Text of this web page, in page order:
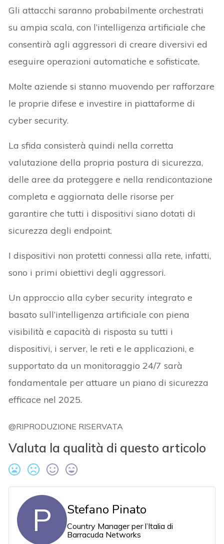
Gli attacchi saranno probabilmente orchestrati
su ampia scala, con l’intelligenza artificiale che
consentirà agli aggressori di creare diversivi ed
eseguire operazioni automatiche e sofisticate.
Molte aziende si stanno muovendo per rafforzare
le proprie difese e investire in piattaforme di
cyber security.
La sfida consisterà quindi nella corretta
valutazione della propria postura di sicurezza,
delle aree da proteggere e nella rendicontazione
completa e aggiornata delle risorse per
garantire che tutti i dispositivi siano dotati di
sicurezza degli endpoint.
I dispositivi non protetti connessi alla rete, infatti,
sono i primi obiettivi degli aggressori.
Un approccio alla cyber security integrato e
basato sull’intelligenza artificiale con piena
visibilità e capacità di risposta su tutti i
dispositivi, i server, le reti e le applicazioni, e
supportato da un monitoraggio 24/7 sarà
fondamentale per attuare un piano di sicurezza
efficace nel 2025.
@RIPRODUZIONE RISERVATA
Valuta la qualità di questo articolo
P Stefano Pinato
Country Manager per l’Italia di
Barracuda Networks